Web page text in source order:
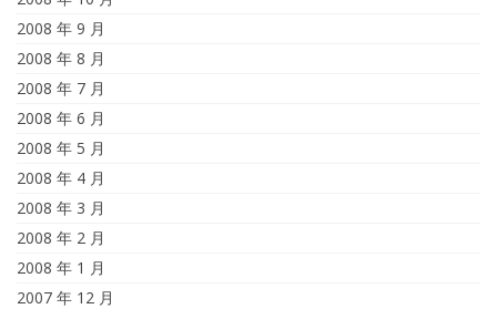
2008 年 9 月
2008 年 8 月
2008 年 7 月
2008 年 6 月
2008 年 5 月
2008 年 4 月
2008 年 3 月
2008 年 2 月
2008 年 1 月
2007 年 12 月